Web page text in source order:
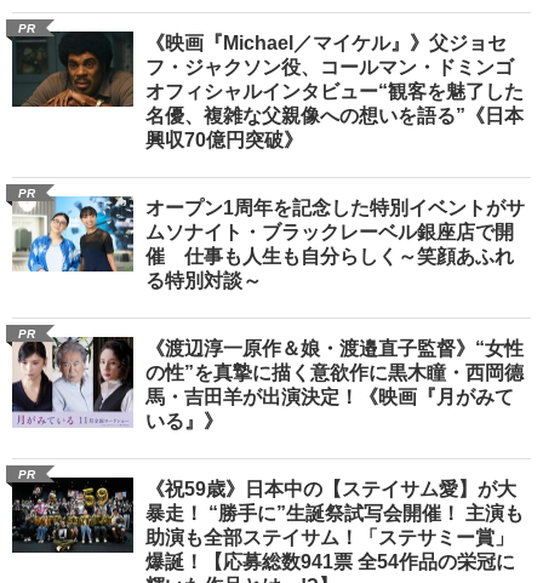
PR
《映画『Michael／マイケル』》父ジョセ
フ・ジャクソン役、コールマン・ドミンゴ
オフィシャルインタビュー“観客を魅了した
名優、複雑な父親像への想いを語る”《日本
興収70億円突破》
PR
オープン1周年を記念した特別イベントがサ
ムソナイト・ブラックレーベル銀座店で開
催 仕事も人生も自分らしく～笑顔あふれ
る特別対談～
PR
《渡辺淳一原作＆娘・渡邉直子監督》“女性
の性”を真摯に描く意欲作に黒木瞳・西岡德
馬・吉田羊が出演決定！《映画『月がみて
いる』》
PR
《祝59歳》日本中の【ステイサム愛】が大
暴走！ “勝手に”生誕祭試写会開催！ 主演も
助演も全部ステイサム！「ステサミー賞」
爆誕！【応募総数941票 全54作品の栄冠に